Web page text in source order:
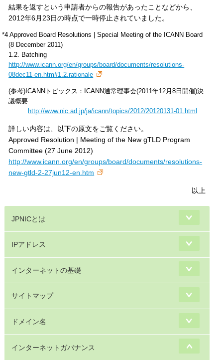
結果を返すという申請者からの報告があったことなどから、
2012年6月23日の時点で一時停止されていました。
*4 Approved Board Resolutions | Special Meeting of the ICANN Board
(8 December 2011)
1.2. Batching
http://www.icann.org/en/groups/board/documents/resolutions-
08dec11-en.htm#1.2.rationale
(参考)ICANNトピックス：ICANN通常理事会(2011年12月8日開催)決
議概要
http://www.nic.ad.jp/ja/icann/topics/2012/20120131-01.html
詳しい内容は、以下の原文をご覧ください。
Approved Resolution | Meeting of the New gTLD Program
Committee (27 June 2012)
http://www.icann.org/en/groups/board/documents/resolutions-
new-gtld-2-27jun12-en.htm
以上
JPNICとは
IPアドレス
インターネットの基礎
サイトマップ
ドメイン名
インターネットガバナンス